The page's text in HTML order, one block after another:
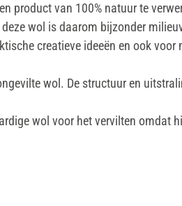
product van 100% natuur te
wol is daarom bijzonder
creatieve ideeën en ook voor
wol. De structuur en
wol voor het vervilten